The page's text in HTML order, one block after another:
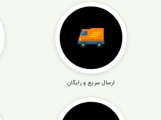
ارسال سریع و رایگان